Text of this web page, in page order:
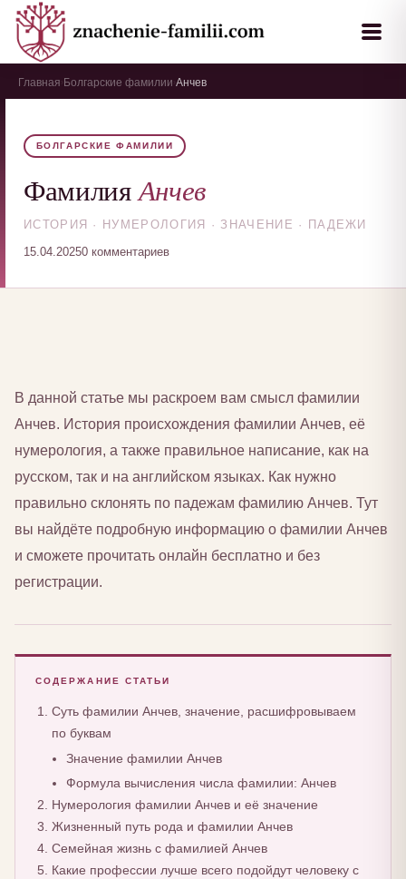
Главная Болгарские фамилии Анчев
БОЛГАРСКИЕ ФАМИЛИИ
ФамилияАнчев
ИСТОРИЯ · НУМЕРОЛОГИЯ · ЗНАЧЕНИЕ · ПАДЕЖИ
15.04.20250 комментариев
В данной статье мы раскроем вам смысл фамилии
Анчев. История происхождения фамилии Анчев, её
нумерология, а также правильное написание, как на
русском, так и на английском языках. Как нужно
правильно склонять по падежам фамилию Анчев. Тут
вы найдёте подробную информацию о фамилии Анчев
и сможете прочитать онлайн бесплатно и без
регистрации.
СОДЕРЖАНИЕ СТАТЬИ
Суть фамилии Анчев, значение, расшифровываем
по буквам
Значение фамилии Анчев
Формула вычисления числа фамилии: Анчев
Нумерология фамилии Анчев и её значение
Жизненный путь рода и фамилии Анчев
Семейная жизнь с фамилией Анчев
Какие профессии лучше всего подойдут человеку с